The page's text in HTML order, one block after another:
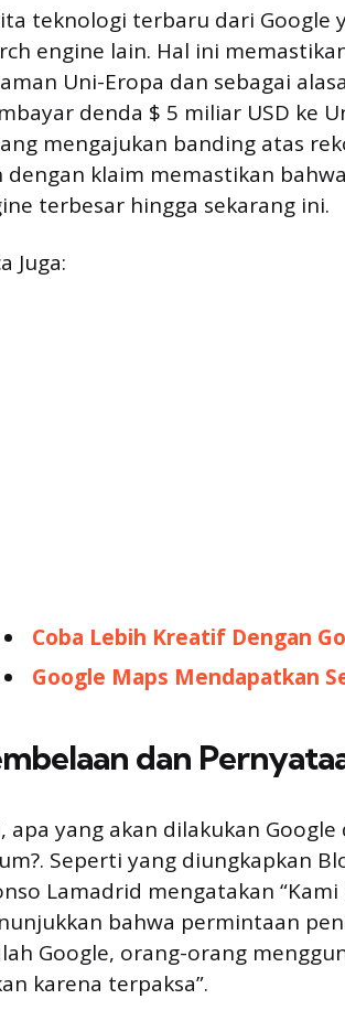
teknologi terbaru dari Google
engine lain. Hal ini
Uni-Eropa dan sebagai
denda $ 5 miliar USD ke
mengajukan banding atas
dengan klaim memastikan
terbesar hingga sekarang ini.
Juga:
Coba Lebih Kreatif Dengan
Google Maps Mendapatkan
dan
apa yang akan dilakukan
Seperti yang diungkapkan
Lamadrid mengatakan
bahwa permintaan
Google, orang-orang
karena terpaksa”.